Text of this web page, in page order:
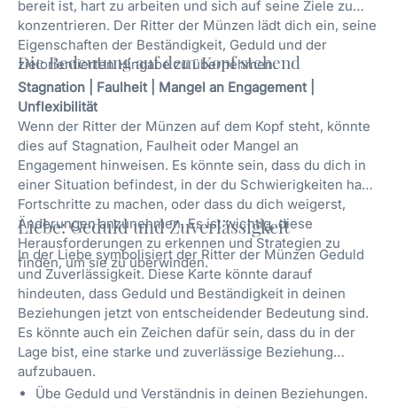
bereit ist, hart zu arbeiten und sich auf seine Ziele zu
konzentrieren. Der Ritter der Münzen lädt dich ein, seine
Eigenschaften der Beständigkeit, Geduld und der
zielorientierten Hingabe zu übernehmen.
Die Bedeutung auf dem Kopf stehend
Stagnation | Faulheit | Mangel an Engagement |
Unflexibilität
Wenn der Ritter der Münzen auf dem Kopf steht, könnte
dies auf Stagnation, Faulheit oder Mangel an
Engagement hinweisen. Es könnte sein, dass du dich in
einer Situation befindest, in der du Schwierigkeiten hast,
Fortschritte zu machen, oder dass du dich weigerst,
Änderungen anzunehmen. Es ist wichtig, diese
Herausforderungen zu erkennen und Strategien zu
finden, um sie zu überwinden.
Liebe: Geduld und Zuverlässigkeit
In der Liebe symbolisiert der Ritter der Münzen Geduld
und Zuverlässigkeit. Diese Karte könnte darauf
hindeuten, dass Geduld und Beständigkeit in deinen
Beziehungen jetzt von entscheidender Bedeutung sind.
Es könnte auch ein Zeichen dafür sein, dass du in der
Lage bist, eine starke und zuverlässige Beziehung
aufzubauen.
Übe Geduld und Verständnis in deinen Beziehungen.